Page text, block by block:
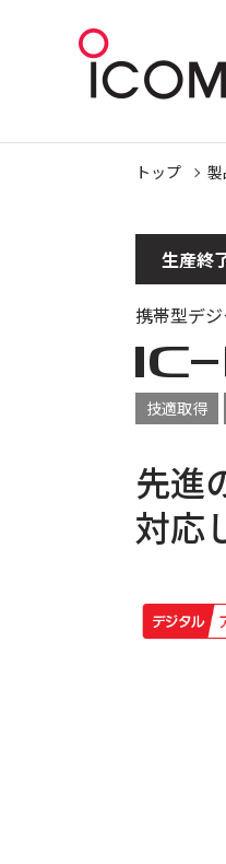
トップ
生産終
携帯型デ
IC-
技適取得
先進
対応